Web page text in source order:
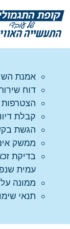
אמנת
דוח
הצטרפות
קבלת
הגשת
ממשק
בדיקת
עמית
ממונה על
תנאי